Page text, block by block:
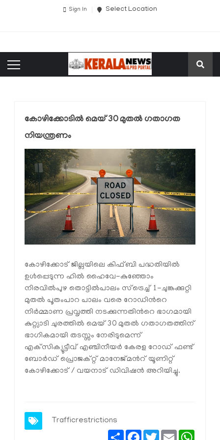
Sign In Select Location
കോഴിക്കോടിൽ മെയ് 30 മുതല്‍ ഗതാഗത
നിയന്ത്രണം
കോഴിക്കോട് ജില്ലയിലെ കിഫ്ബി പദ്ധതിയില്‍
ഉള്‍പ്പെടുന്ന ഹില്‍ ഹൈവേ-കുഞ്ഞോം
നിരവില്‍പുഴ തൊട്ടില്‍പാലം സ്‌ട്രെച്ച് 1-ചുങ്കക്കുറ്റി
മുതല്‍ പൂതംപാറ പാലം വരെ റോഡിൻറെ
നിര്‍മ്മാണ പ്രവൃത്തി നടക്കുന്നതിൻറെ ഭാഗമായി
കുറ്റ്യാടി ചുരത്തില്‍ മെയ് 30 മുതല്‍ ഗതാഗതത്തിന്
ഭാഗികമായി തടസ്സം നേരിടുമെന്ന്
എക്‌സിക്യൂട്ടീവ് എഞ്ചിനീയര്‍ കേരള റോഡ് ഫണ്ട്
ബോര്‍ഡ് പ്രൊജക്റ്റ് മാനേജ്മൻറ് യൂണിറ്റ്
കോഴിക്കോട് / വയനാട് ഡിവിഷന്‍ അറിയിച്ചു.
Trafficrestrictions
ShareFacebook
TwitterEmail